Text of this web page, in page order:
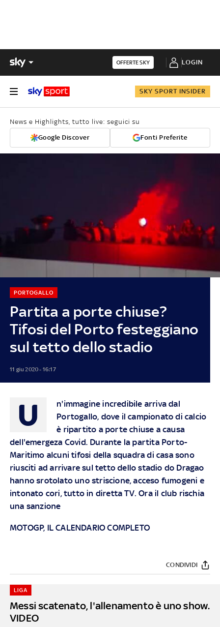
OFFERTE SKY LOGIN
SKY SPORT INSIDER
News e Highlights, tutto live: seguici su
Google Discover Fonti Preferite
Partita a porte chiuse?
Tifosi del Porto festeggiano
sul tetto dello stadio
PORTOGALLO
11 giu 2020 - 16:17
U
n'immagine incredibile arriva dal
Portogallo, dove il campionato di calcio
è ripartito a porte chiuse a causa
dell'emergeza Covid. Durante la partita Porto-
Maritimo alcuni tifosi della squadra di casa sono
riusciti ad arrivare sul tetto dello stadio do Dragao
hanno srotolato uno striscione, acceso fumogeni e
intonato cori, tutto in diretta TV. Ora il club rischia
una sanzione
MOTOGP, IL CALENDARIO COMPLETO
CONDIVIDI
Messi scatenato, l'allenamento è uno show.
VIDEO
LIGA